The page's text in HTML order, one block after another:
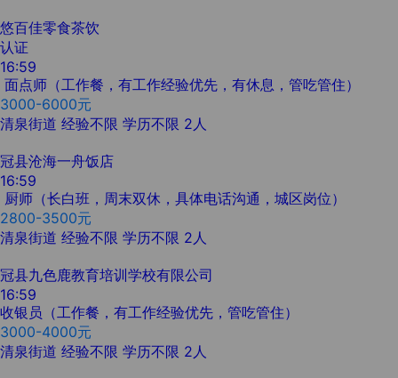
悠百佳零食茶饮
认证
16:59
面点师（工作餐，有工作经验优先，有休息，管吃管住）
3000-6000元
清泉街道 经验不限 学历不限 2人
冠县沧海一舟饭店
16:59
厨师（长白班，周末双休，具体电话沟通，城区岗位）
2800-3500元
清泉街道 经验不限 学历不限 2人
冠县九色鹿教育培训学校有限公司
16:59
收银员（工作餐，有工作经验优先，管吃管住）
3000-4000元
清泉街道 经验不限 学历不限 2人